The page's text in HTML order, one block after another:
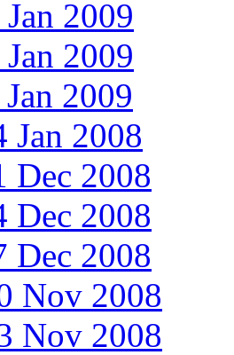
2009
2009
2009
Jan 2008
Dec 2008
Dec 2008
Dec 2008
Nov 2008
Nov 2008